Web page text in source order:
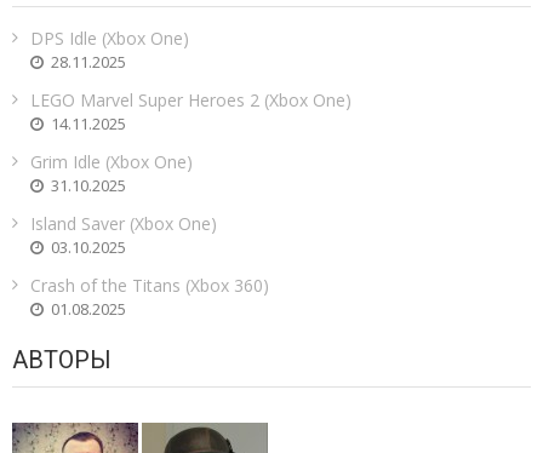
DPS Idle (Xbox One)
28.11.2025
LEGO Marvel Super Heroes 2 (Xbox One)
14.11.2025
Grim Idle (Xbox One)
31.10.2025
Island Saver (Xbox One)
03.10.2025
Crash of the Titans (Xbox 360)
01.08.2025
АВТОРЫ